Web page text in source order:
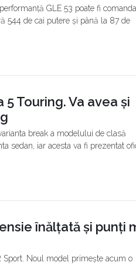
GLE 53 poate fi
544 de cai putere și până la 87 de
Touring. Va avea și
break a modelului de clasă
sedan, iar acesta va fi prezentat
înălțată și punți
Sport. Noul model primește acum o